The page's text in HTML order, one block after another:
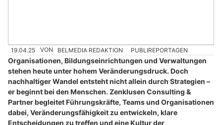
19.04.25 VON BELMEDIA REDAKTION PUBLIREPORTAGEN
Organisationen, Bildungseinrichtungen und Verwaltungen
stehen heute unter hohem Veränderungsdruck. Doch
nachhaltiger Wandel entsteht nicht allein durch Strategien –
er beginnt bei den Menschen. Zenklusen Consulting &
Partner begleitet Führungskräfte, Teams und Organisationen
dabei, Veränderungsfähigkeit zu entwickeln, klare
Entscheidungen zu treffen und eine Kultur der